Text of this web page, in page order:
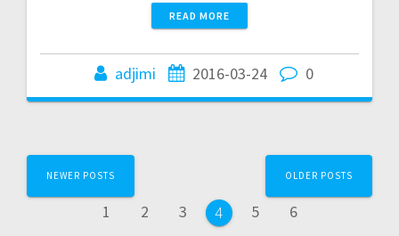
READ MORE
adjimi 2016-03-24 0
Posts
navigation
NEWER POSTS
Page
1 Page
2 Page
3 Page
4 Page
5 Page
6
OLDER POSTS